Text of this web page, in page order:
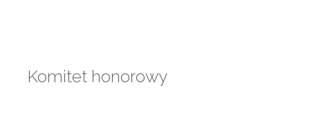
Komitet honorowy